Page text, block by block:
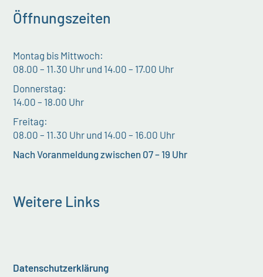
Öffnungszeiten
Montag bis Mittwoch:
08.00 – 11.30 Uhr und 14.00 – 17.00 Uhr
Donnerstag:
14.00 – 18.00 Uhr
Freitag:
08.00 – 11.30 Uhr und 14.00 – 16.00 Uhr
Nach Voranmeldung zwischen 07 – 19 Uhr
Weitere Links
Datenschutzerklärung